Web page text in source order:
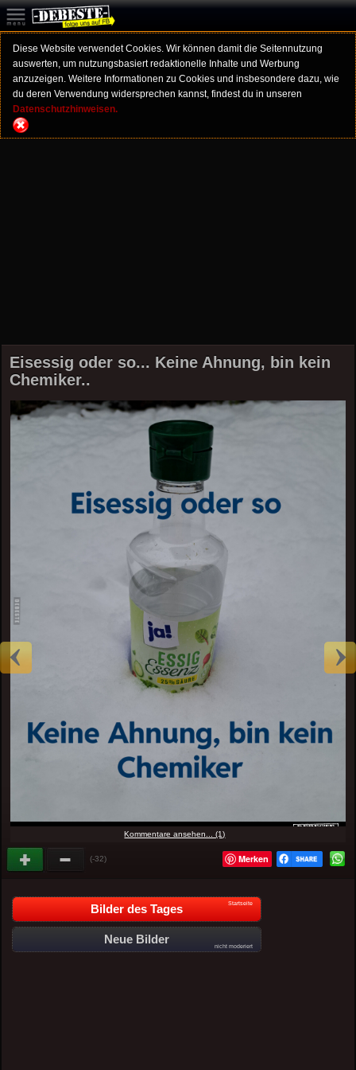
Diese Website verwendet Cookies. Wir können damit die Seitennutzung
auswerten, um nutzungsbasiert redaktionelle Inhalte und Werbung
anzuzeigen. Weitere Informationen zu Cookies und insbesondere dazu, wie
du deren Verwendung widersprechen kannst, findest du in unseren
Datenschutzhinweisen.
Eisessig oder so... Keine Ahnung, bin kein
Chemiker..
Kommentare ansehen... (1)
(-32) Merken
Bilder des Tages Startseite
Neue Bilder
nicht moderiert